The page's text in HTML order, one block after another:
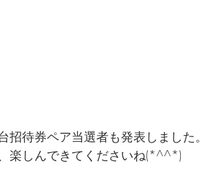
招待券ペア当選者も発表しました。
楽しんできてくださいね(*^^*)